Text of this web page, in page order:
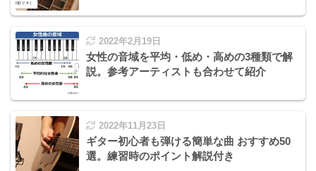
2022年2月19日
女性の音域を平均・低め・高めの3種類で解
説。参考アーティストも合わせて紹介
2022年11月23日
ギター初心者も弾ける簡単な曲 おすすめ50
選。練習時のポイント解説付き